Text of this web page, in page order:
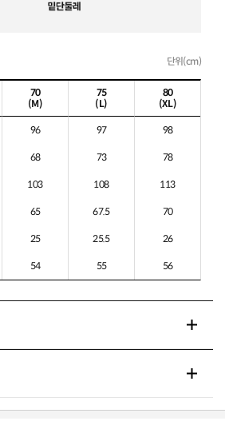
단위(cm)
70
(M)
75
(L)
80
(XL)
96 97 98
68 73 78
103 108 113
65 67.5 70
25 25.5 26
54 55 56